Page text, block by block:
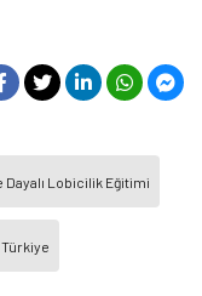
Dayalı Lobicilik Eğitimi